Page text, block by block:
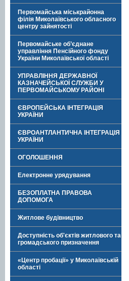
Первомайська міськрайонна
філія Миколаївського обласного
центру зайнятості
Первомайське об’єднане
управління Пенсійного фонду
України Миколаївської області
УПРАВЛІННЯ ДЕРЖАВНОЇ
КАЗНАЧЕЙСЬКОЇ СЛУЖБИ У
ПЕРВОМАЙСЬКОМУ РАЙОНІ
ЄВРОПЕЙСЬКА ІНТЕГРАЦІЯ
УКРАЇНИ
ЄВРОАНТЛАНТИЧНА ІНТЕГРАЦІЯ
УКРАЇНИ
ОГОЛОШЕННЯ
Електронне урядування
БЕЗОПЛАТНА ПРАВОВА
ДОПОМОГА
Житлове будівництво
Доступність об'єктів житлового та
громадського призначення
«Центр пробації» у Миколаївській
області